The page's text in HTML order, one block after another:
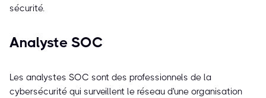
sécurité.
Analyste SOC
Les analystes SOC sont des professionnels de la
cybersécurité qui surveillent le réseau d'une organisation